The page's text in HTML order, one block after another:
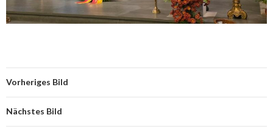
Vorheriges Bild
Nächstes Bild